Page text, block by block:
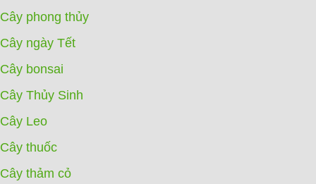
Cây phong thủy
Cây ngày Tết
Cây bonsai
Cây Thủy Sinh
Cây Leo
Cây thuốc
Cây thảm cỏ